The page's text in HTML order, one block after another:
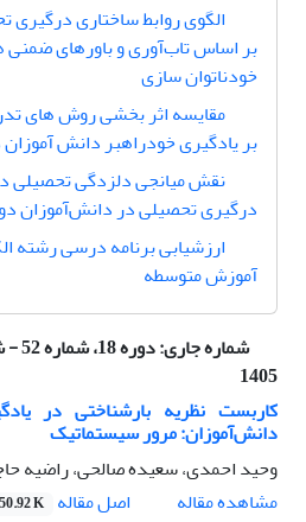
الگوی روابط ساختاری
بر اساس تاب‌آوری و باورهای
خودناتوان سازی
مقایسه اثر بخشی روش های
بر یادگیری خودراهبر دانش
نقش میانجی دلزدگی تحصیلی
درگیری تحصیلی در دانش‌آموزان
ارزشیابی برنامه‌ درسی رشته
آموزش متوسطه
شماره جاری:
1405
کاربست نظریه بار‌شناختی در
دانش‌آموزان: مرور سیستماتیک
وحید احمدی، سعیده صالحی، راضیه
مشاهده مقاله
اصل مقاله K